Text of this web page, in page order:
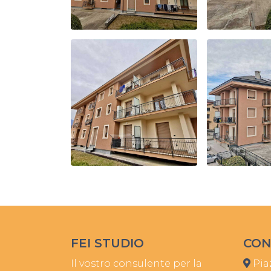
FEI STUDIO
Il vostro consulente per la